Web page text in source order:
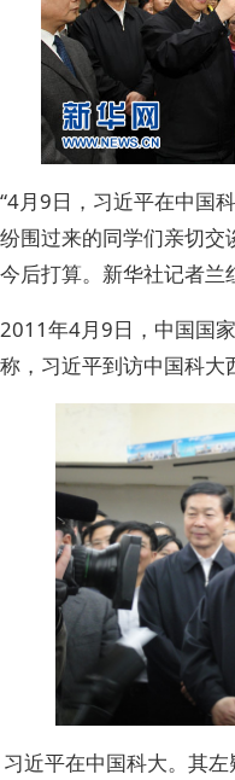
“4月9日，习近平在中国
纷围过来的同学们亲切交
今后打算。新华社记者兰
2011年4月9日，中国国
称，习近平到访中国科大
习近平在中国科大。其